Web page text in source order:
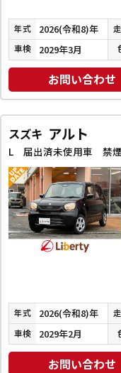
年式 2026(令和8)年
車検 2029年3月
お問い合わせ
スズキ アルト
年式 2026(令和8)年
車検 2029年2月
お問い合わせ